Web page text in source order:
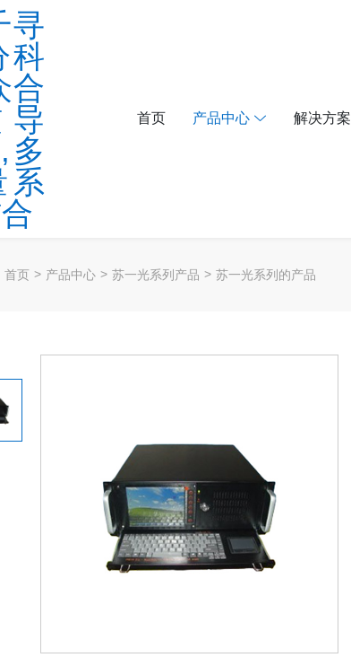
首页 产品中心 解决方案
首页 产品中心 苏一光系列产品 苏一光系列的产品